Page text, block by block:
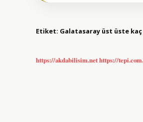
Etiket: Galatasaray üst üste kaç
https://akdabilisim.nethttps://